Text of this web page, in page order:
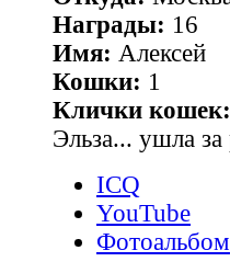
Награды: 16
Имя: Алексей
Кошки: 1
Клички кошек:
Эльза... ушла за
ICQ
YouTube
Фотоальбом